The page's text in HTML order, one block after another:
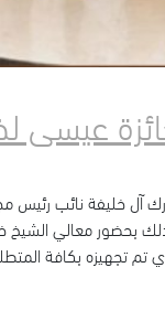
عيسى
خليفة نائب رئيس
بحضور معالي الشيخ
تجهيزه بكافة